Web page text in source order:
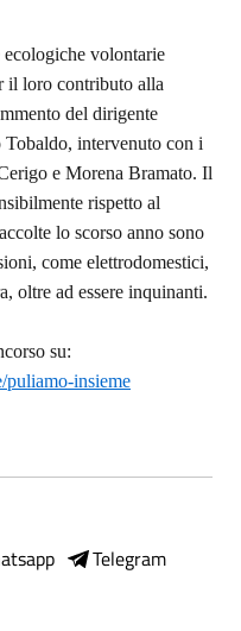
volontarie
il loro contributo alla
del dirigente
intervenuto con i
e Morena Bramato. Il
rispetto al
lo scorso anno sono
come elettrodomestici,
oltre ad essere inquinanti.
su:
insieme
Telegram